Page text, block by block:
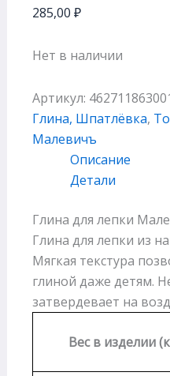
285,00 ₽
Нет в наличии
Артикул:
Глина, Шпатлёвка,
Малевичъ
Описание
Детали
Глина для лепки
Глина для лепки из
Мягкая текстура
глиной даже детям.
затвердевает на
Вес в изделии